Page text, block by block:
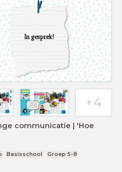
communicatie | 'Hoe
Basisschool Groep 5-8